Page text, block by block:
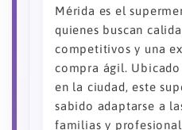
Mérida es el
quienes buscan
competitivos y una
compra ágil.
en la ciudad, este
sabido adaptarse a
familias y